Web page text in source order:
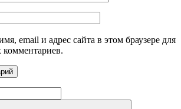
email и адрес сайта в этом браузере для